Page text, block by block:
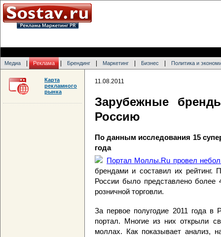
Медиа Реклама Брендинг Маркетинг Бизнес Политика и
11.08.2011
Зарубежные
Россию
По данным исследования 15
года
Портал Моллы.Ru провел
брендами и составил их
России было представлено
розничной торговли.
За первое полугодие 2011 года в
портал. Многие из них открыли
моллах. Как показывает анализ,
Карта
рекламного
рынка